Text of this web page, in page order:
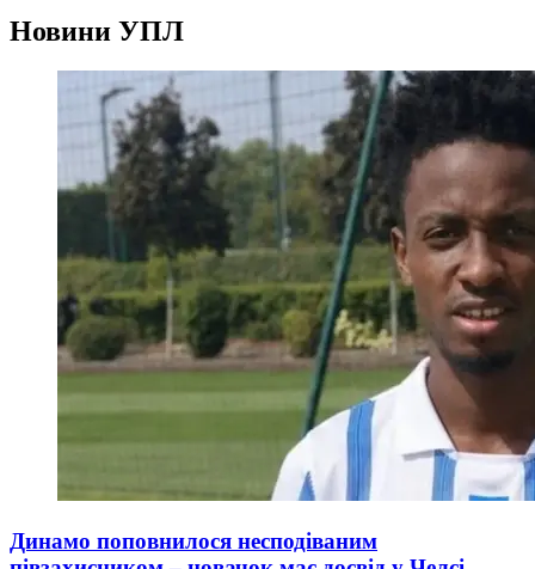
Новини УПЛ
Динамо поповнилося несподіваним